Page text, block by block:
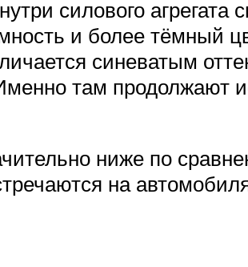
силового агрегата
и более тёмный
синеватым
там продолжают
ниже по
на